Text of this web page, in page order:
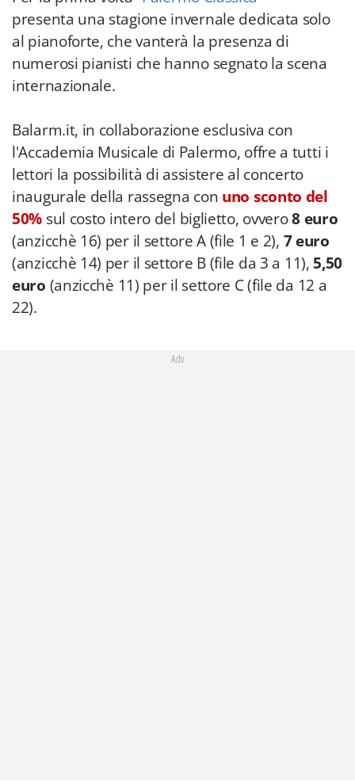
presenta una stagione invernale dedicata solo
al pianoforte, che vanterà la presenza di
numerosi pianisti che hanno segnato la scena
internazionale.
Balarm.it, in collaborazione esclusiva con
l'Accademia Musicale di Palermo, offre a tutti i
lettori la possibilità di assistere al concerto
inaugurale della rassegna con uno sconto del
50% sul costo intero del biglietto, ovvero8 euro
(anzicchè 16) per il settore A (file 1 e 2), 7 euro
(anzicchè 14) per il settore B (file da 3 a 11), 5,50
euro (anzicchè 11) per il settore C (file da 12 a
22).
Adv